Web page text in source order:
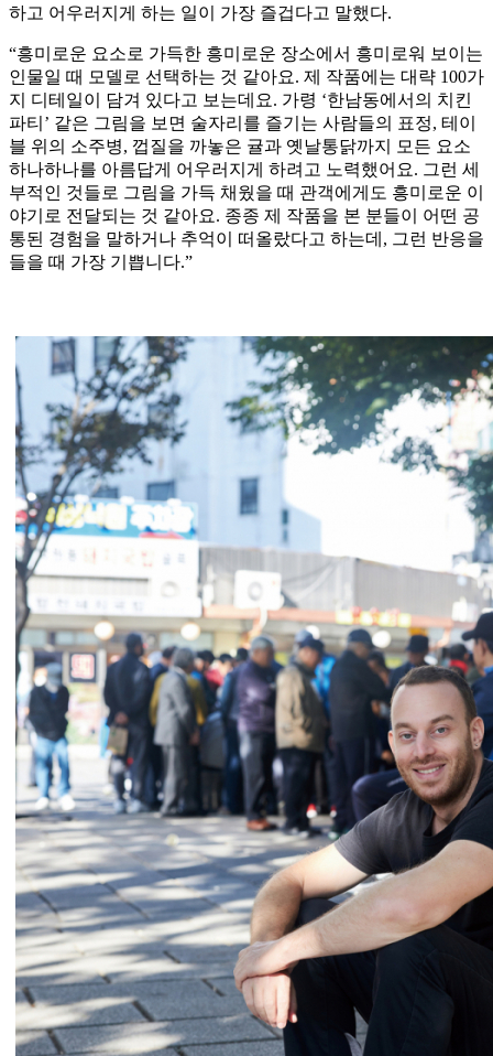
하고 어우러지게 하는 일이 가장 즐겁다고 말했다.
“흥미로운 요소로 가득한 흥미로운 장소에서 흥미로워 보이는
인물일 때 모델로 선택하는 것 같아요. 제 작품에는 대략 100가
지 디테일이 담겨 있다고 보는데요. 가령 ‘한남동에서의 치킨
파티’ 같은 그림을 보면 술자리를 즐기는 사람들의 표정, 테이
블 위의 소주병, 껍질을 까놓은 귤과 옛날통닭까지 모든 요소
하나하나를 아름답게 어우러지게 하려고 노력했어요. 그런 세
부적인 것들로 그림을 가득 채웠을 때 관객에게도 흥미로운 이
야기로 전달되는 것 같아요. 종종 제 작품을 본 분들이 어떤 공
통된 경험을 말하거나 추억이 떠올랐다고 하는데, 그런 반응을
들을 때 가장 기쁩니다.”